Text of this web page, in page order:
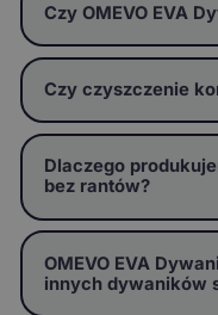
Czy OMEVO EVA
Czy czyszczenie
Dlaczego
bez rantów?
OMEVO EVA
innych dywaników